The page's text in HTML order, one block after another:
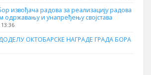
извођача радова за реализацију радова
одржавању и унапређењу својстава
ОКТOБАРСКЕ НАГРАДЕ ГРАДА БОРА